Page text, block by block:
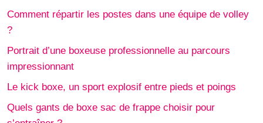
Comment répartir les postes dans une équipe de volley
?
Portrait d’une boxeuse professionnelle au parcours
impressionnant
Le kick boxe, un sport explosif entre pieds et poings
Quels gants de boxe sac de frappe choisir pour